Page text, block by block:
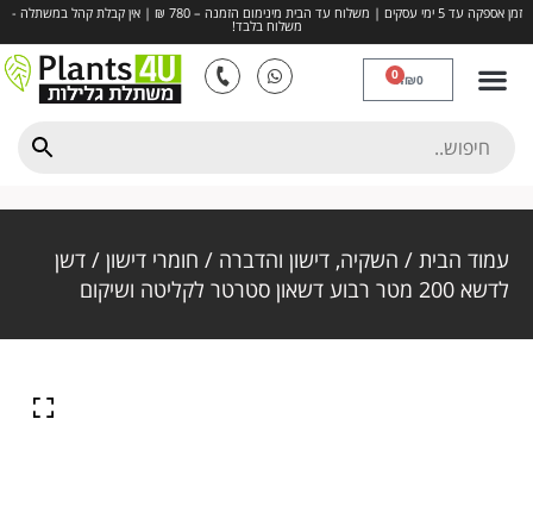
זמן אספקה עד 5 ימי עסקים | משלוח עד הבית מינימום הזמנה – 780 ₪ | אין קבלת קהל במשתלה -
משלוח בלבד!
₪0
0
עמוד הבית / השקיה, דישון והדברה / חומרי דישון / דשן
לדשא 200 מטר רבוע דשאון סטרטר לקליטה ושיקום